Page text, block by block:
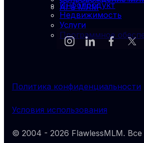
AI в МЛМ
Инфопродукт
Недвижимость
Услуги
Программное
© 2004 - 2026 FlawlessMLM.
Условия использования
Политика конфиденциальности